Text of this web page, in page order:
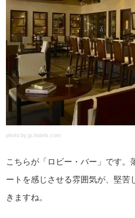
photo by jp.hotels.com
こちらが「ロビー・バー」です。
ートを感じさせる雰囲気が、堅苦
きますね。